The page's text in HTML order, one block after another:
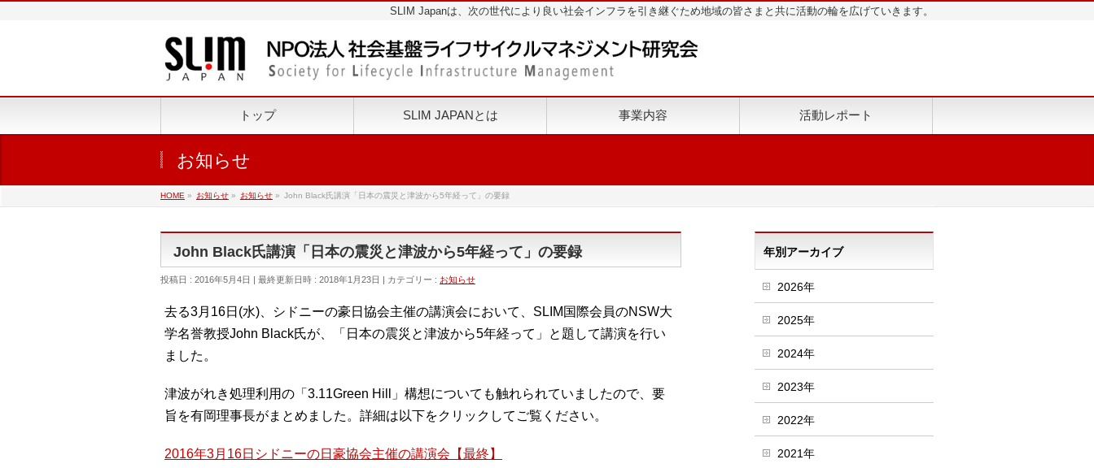
SLIM Japanは、次の世代により良い社会インフラを引き継ぐため地域の皆さまと共に活動の輪を広げていきます。
トップ SLIM JAPANとは 事業内容 活動レポート
お知らせ
HOME » お知らせ » お知らせ » John Black氏講演「日本の震災と津波から5年経って」の要録
John Black氏講演「日本の震災と津波から5年経って」の要録
投稿日 : 2016年5月4日 最終更新日時 : 2018年1月23日 カテゴリー : お知らせ
去る3月16日(水)、シドニーの豪日協会主催の講演会において、SLIM国際会員のNSW大
学名誉教授John Black氏が、「日本の震災と津波から5年経って」と題して講演を行い
ました。
津波がれき処理利用の「3.11Green Hill」構想についても触れられていましたので、要
旨を有岡理事長がまとめました。詳細は以下をクリックしてご覧ください。
2016年3月16日シドニーの日豪協会主催の講演会【最終】
年別アーカイブ
2026年
2025年
2024年
2023年
2022年
2021年